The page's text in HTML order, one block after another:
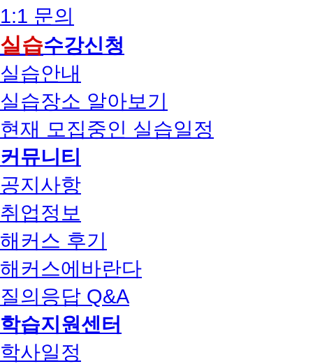
1:1 문의
실습수강신청
실습안내
실습장소 알아보기
현재 모집중인 실습일정
커뮤니티
공지사항
취업정보
해커스 후기
해커스에바란다
질의응답 Q&A
학습지원센터
학사일정